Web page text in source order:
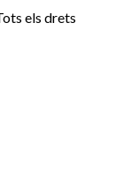
els drets